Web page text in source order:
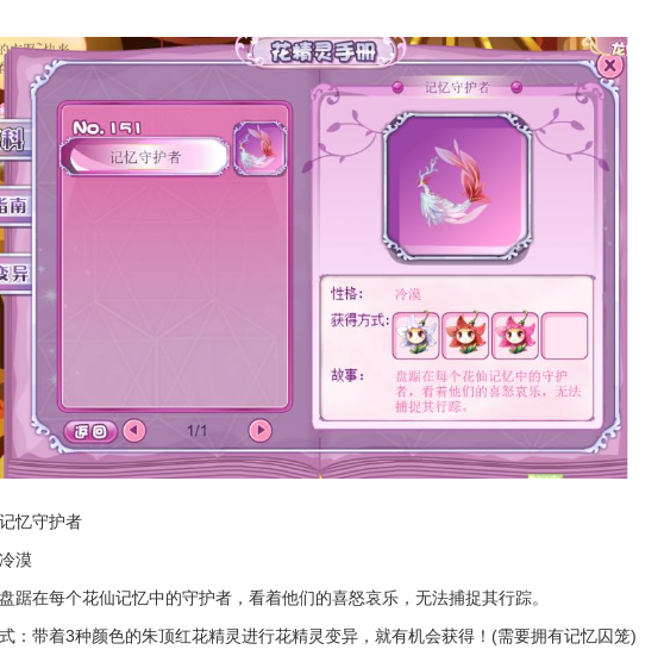
忆守护者
漠
踞在每个花仙记忆中的守护者，看着他们的喜怒哀乐，无法捕捉其行踪。
：带着3种颜色的朱顶红花精灵进行花精灵变异，就有机会获得！(需要拥有记忆囚笼)